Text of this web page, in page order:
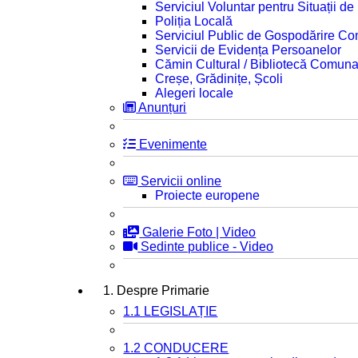
Serviciul Voluntar pentru Situații de
Poliția Locală
Serviciul Public de Gospodărire
Servicii de Evidența Persoanelor
Cămin Cultural / Bibliotecă
Creșe, Grădinițe, Școli
Alegeri locale
Anunțuri
Evenimente
Servicii online
Proiecte europene
Galerie Foto | Video
Sedinte publice - Video
1. Despre Primarie
1.1 LEGISLAȚIE
1.2 CONDUCERE